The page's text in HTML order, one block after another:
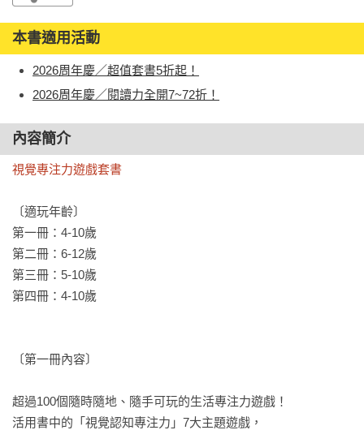
本書適用活動
2026周年慶／超值套書5折起！
2026周年慶／閱讀力全開7~72折！
內容簡介
視覺專注力遊戲套書
〔適玩年齡〕
第一冊：4-10歲
第二冊：6-12歲
第三冊：5-10歲
第四冊：4-10歲
〔第一冊內容〕
超過100個隨時隨地、隨手可玩的生活專注力遊戲！
活用書中的「視覺認知專注力」7大主題遊戲，